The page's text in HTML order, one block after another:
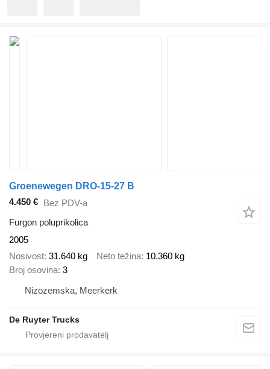
Groenewegen DRO-15-27 B
4.450 € Bez PDV-a
Furgon poluprikolica
2005
Nosivost 31.640 kg Neto težina 10.360 kg
Broj osovina 3
Nizozemska, Meerkerk
De Ruyter Trucks